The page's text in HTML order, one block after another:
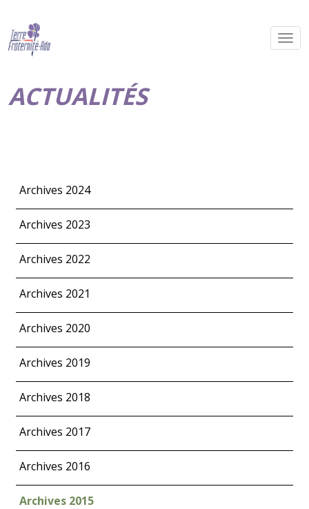
ACTUALITÉS
Archives 2024
Archives 2023
Archives 2022
Archives 2021
Archives 2020
Archives 2019
Archives 2018
Archives 2017
Archives 2016
Archives 2015